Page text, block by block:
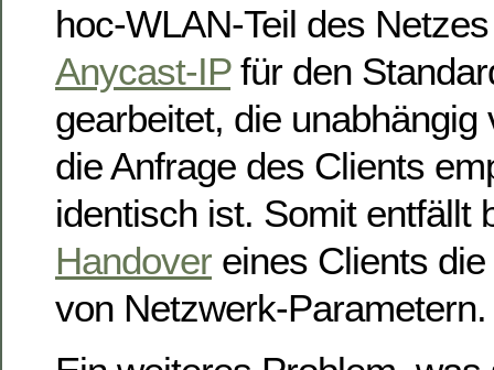
hoc-WLAN-Teil des
Anycast-IPfür den
gearbeitet, die unabhängig
die Anfrage des Clients
identisch ist. Somit entfällt
Handover eines Clients
von Netzwerk-Parametern.